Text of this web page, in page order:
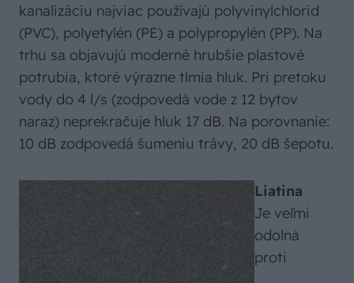
kanalizáciu najviac používajú polyvinylchlorid
(PVC), polyetylén (PE) a polypropylén (PP). Na
trhu sa objavujú moderné hrubšie plastové
potrubia, ktoré výrazne tlmia hluk. Pri pretoku
vody do 4 l/s (zodpovedá vode z 12 bytov
naraz) neprekračuje hluk 17 dB. Na porovnanie:
10 dB zodpovedá šumeniu trávy, 20 dB šepotu.
Liatina
Je veľmi
odolná
proti